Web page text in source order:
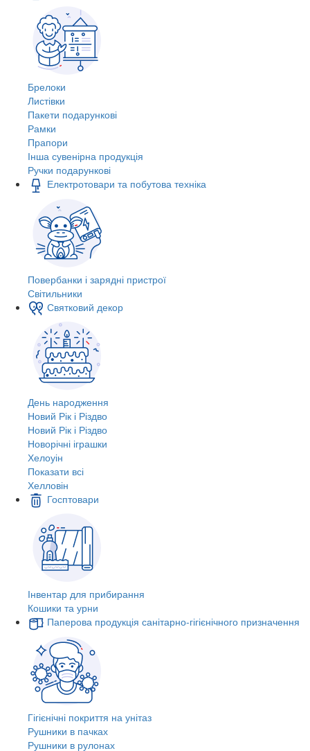
Брелоки
Листівки
Пакети подарункові
Рамки
Прапори
Інша сувенірна продукція
Ручки подарункові
Електротовари та побутова техніка
Повербанки і зарядні пристрої
Світильники
Святковий декор
День народження
Новий Рік і Різдво
Новий Рік і Різдво
Новорічні іграшки
Хелоуін
Показати всі
Хелловін
Госптовари
Інвентар для прибирання
Кошики та урни
Паперова продукція санітарно-гігієнічного призначення
Гігієнічні покриття на унітаз
Рушники в пачках
Рушники в рулонах